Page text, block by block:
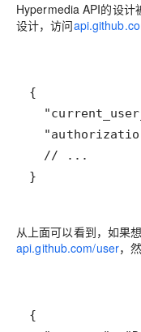
Hypermedia API的设计
设计，访问
}
从上面可以看到，如果
api.github.com/user，